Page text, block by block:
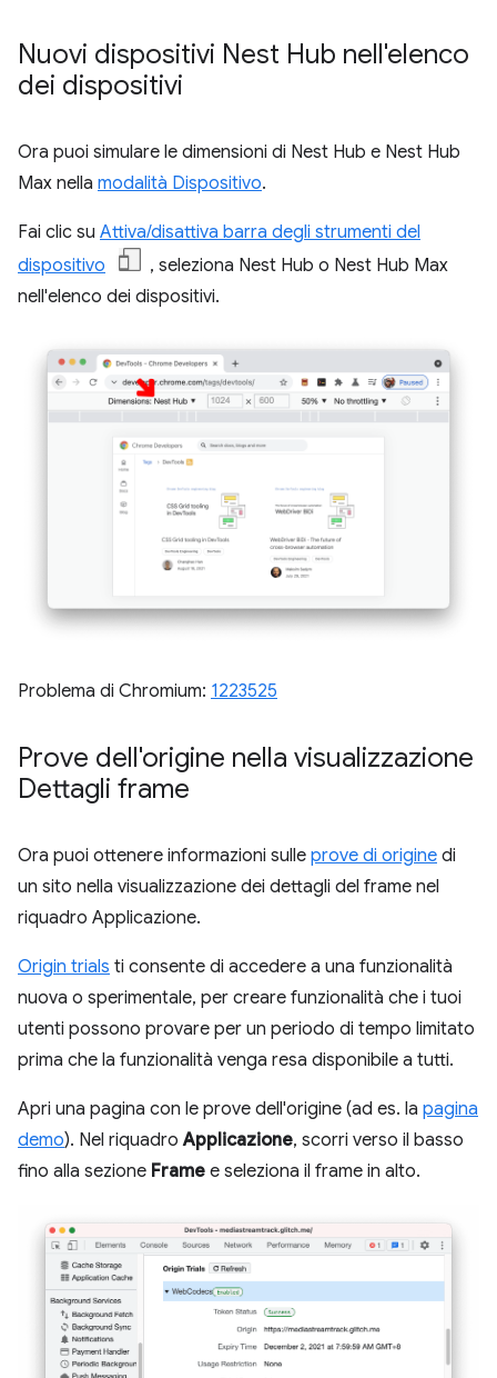
Nuovi dispositivi Nest Hub nell'elenco
dei dispositivi
Ora puoi simulare le dimensioni di Nest Hub e Nest Hub
Max nella modalità Dispositivo.
Fai clic su Attiva/disattiva barra degli strumenti del
dispositivo
, seleziona Nest Hub o Nest Hub Max
nell'elenco dei dispositivi.
Problema di Chromium: 1223525
Prove dell'origine nella visualizzazione
Dettagli frame
Ora puoi ottenere informazioni sulle prove di origine di
un sito nella visualizzazione dei dettagli del frame nel
riquadro Applicazione.
Origin trials ti consente di accedere a una funzionalità
nuova o sperimentale, per creare funzionalità che i tuoi
utenti possono provare per un periodo di tempo limitato
prima che la funzionalità venga resa disponibile a tutti.
Apri una pagina con le prove dell'origine (ad es. la pagina
demo). Nel riquadroApplicazione, scorri verso il basso
fino alla sezione Frame e seleziona il frame in alto.